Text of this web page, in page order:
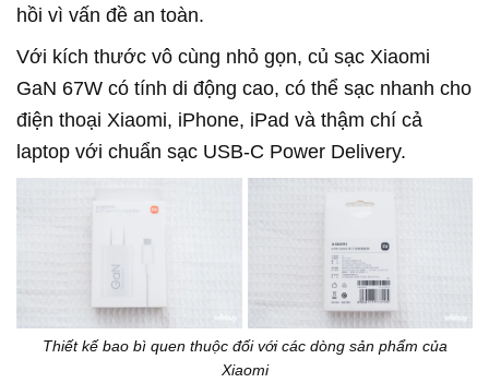
hồi vì vấn đề an toàn.
Với kích thước vô cùng nhỏ gọn, củ sạc Xiaomi
GaN 67W có tính di động cao, có thể sạc nhanh cho
điện thoại Xiaomi, iPhone, iPad và thậm chí cả
laptop với chuẩn sạc USB-C Power Delivery.
Thiết kế bao bì quen thuộc đối với các dòng sản phẩm của
Xiaomi